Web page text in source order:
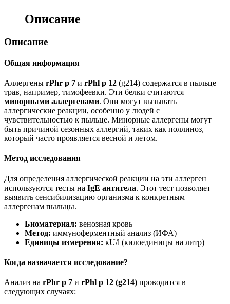
Описание
Описание
Общая информация
Аллергены rPhr p 7 и rPhl p 12 (g214) содержатся в пыльце
трав, например, тимофеевки. Эти белки считаются
минорными аллергенами. Они могут вызывать
аллергические реакции, особенно у людей с
чувствительностью к пыльце. Минорные аллергены могут
быть причиной сезонных аллергий, таких как поллиноз,
который часто проявляется весной и летом.
Метод исследования
Для определения аллергической реакции на эти аллерген
используются тесты на IgE антитела. Этот тест позволяет
выявить сенсибилизацию организма к конкретным
аллергенам пыльцы.
Биоматериал: венозная кровь
Метод: иммуноферментный анализ (ИФА)
Единицы измерения: кU/l (килоединицы на литр)
Когда назначается исследование?
Анализ на rPhr p 7 и rPhl p 12 (g214) проводится в
следующих случаях: